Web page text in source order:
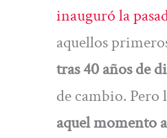
inauguró la
aquellos
tras 40 años de
de cambio. Pero
aquel momento